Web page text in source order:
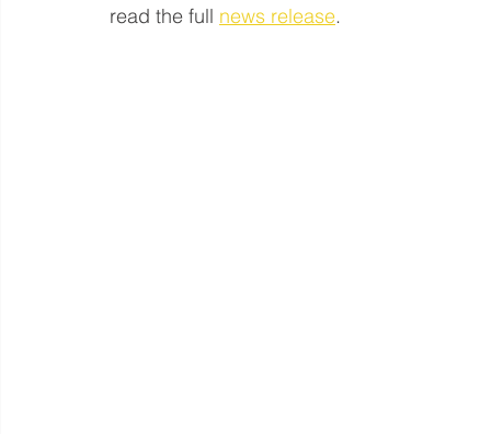
read the full news release.